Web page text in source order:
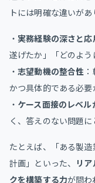
トには明確な違いが
・ 実務経験の深さと
遂げたか」「どのよ
・志望動機の整合性
かつ具体的である必要
・ ケース面接のレベル
く、答えのない問題
たとえば、「ある製
計画」といった、
リ
クを構築する力が問わ